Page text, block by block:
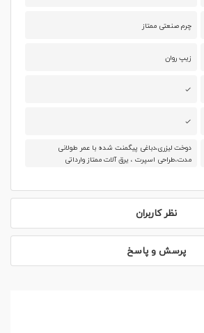
چرم صنعتی ممتاز
زیپ روان
دوخت لیزری،دباغی پیگمنت شده با عمر طولانی
مدت،طراحی اسپرت ، یرق آلات ممتاز وارداتی
نظر کاربران
پرسش و پاسخ